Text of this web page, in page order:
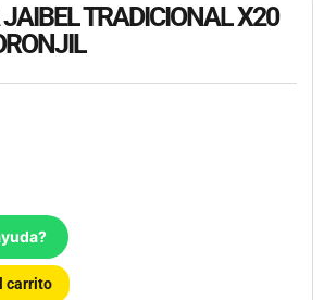
TRADICIONAL X20
carrito